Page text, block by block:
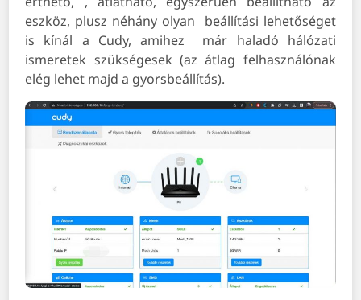
eszköz, plusz néhány olyan beállítási lehetőséget
is kínál a Cudy, amihez már haladó hálózati
ismeretek szükségesek (az átlag felhasználónak
elég lehet majd a gyorsbeállítás).